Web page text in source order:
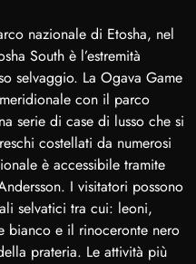
nazionale di Etosha, nel
South è l’estremità
selvaggio. La Ogava Game
con il parco
serie di case di lusso che si
costellati da numerosi
è accessibile tramite
I visitatori possono
selvatici tra cui: leoni,
bianco e il rinoceronte nero
prateria. Le attività più